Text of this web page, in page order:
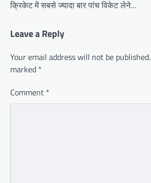
क्रिकेट में सबसे ज्यादा बार पांच विकेट लेने…
Leave a Reply
Your email address will not be published.
marked *
Comment *